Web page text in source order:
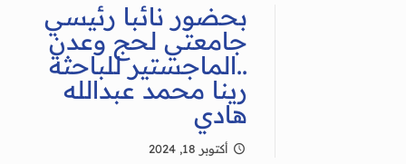
بحضور نائبا رئيسي
جامعتي لحج وعدن
..الماجستير للباحثة
رينا محمد عبدالله
هادي
أكتوبر 18, 2024